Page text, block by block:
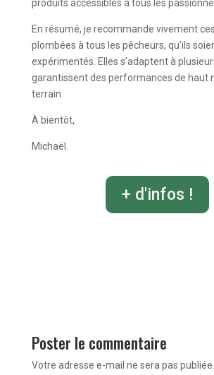
produits accessibles à tous les
En résumé, je recommande vivement
plombées à tous les pêcheurs, qu’ils
expérimentés. Elles s’adaptent à
garantissent des performances de haut
terrain.
À bientôt,
Michaël.
+ d'infos !
Poster le commentaire
Votre adresse e-mail ne sera pas publiée.